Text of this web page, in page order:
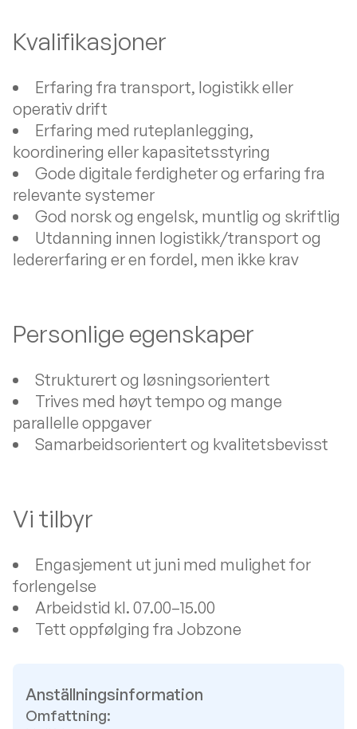
Kvalifikasjoner
Erfaring fra transport, logistikk eller
operativ drift
Erfaring med ruteplanlegging,
koordinering eller kapasitetsstyring
Gode digitale ferdigheter og erfaring fra
relevante systemer
God norsk og engelsk, muntlig og skriftlig
Utdanning innen logistikk/transport og
ledererfaring er en fordel, men ikke krav
Personlige egenskaper
Strukturert og løsningsorientert
Trives med høyt tempo og mange
parallelle oppgaver
Samarbeidsorientert og kvalitetsbevisst
Vi tilbyr
Engasjement ut juni med mulighet for
forlengelse
Arbeidstid kl. 07.00–15.00
Tett oppfølging fra Jobzone
Anställningsinformation
Omfattning: